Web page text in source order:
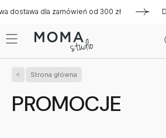
zamówień od 300 zł Darmowa
Strona główna
PROMOCJE